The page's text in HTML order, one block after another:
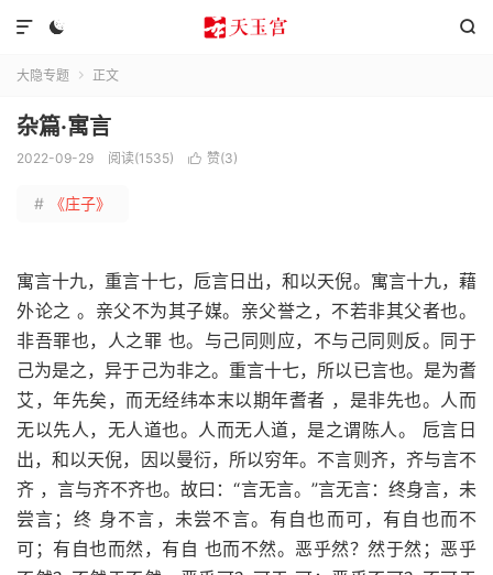
 

大隐专题  正文
杂篇·寓言
2022-09-29 阅读(1535)  赞(3)
# 《庄子》
寓言十九，重言十七，卮言日出，和以天倪。寓言十九，藉
外论之 。亲父不为其子媒。亲父誉之，不若非其父者也。
非吾罪也，人之罪 也。与己同则应，不与己同则反。同于
己为是之，异于己为非之。重言十七，所以已言也。是为耆
艾，年先矣，而无经纬本末以期年耆者 ，是非先也。人而
无以先人，无人道也。人而无人道，是之谓陈人。 卮言日
出，和以天倪，因以曼衍，所以穷年。不言则齐，齐与言不
齐 ，言与齐不齐也。故曰：“言无言。”言无言：终身言，未
尝言；终 身不言，未尝不言。有自也而可，有自也而不
可；有自也而然，有自 也而不然。恶乎然？然于然；恶乎